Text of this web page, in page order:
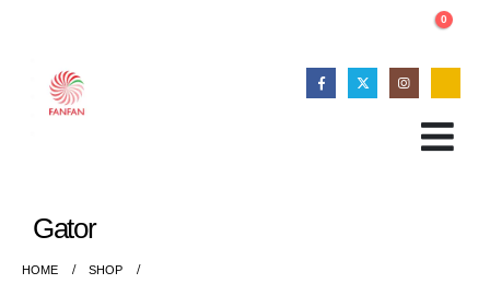
0
Gator
HOME
SHOP